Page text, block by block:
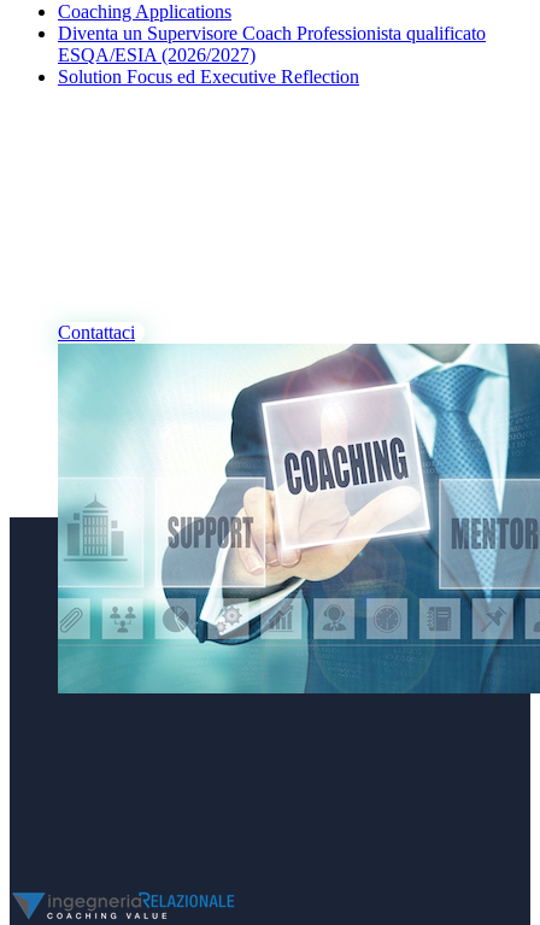
Coaching Applications
Diventa un Supervisore Coach Professionista qualificato
ESQA/ESIA (2026/2027)
Solution Focus ed Executive Reflection
Contattaci